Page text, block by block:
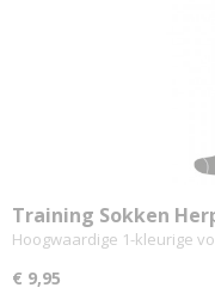
Training Sokken
Hoogwaardige 1-kleurige
€ 9,95